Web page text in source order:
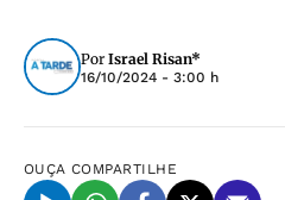
Por Israel Risan*
16/10/2024 - 3:00 h
OUÇA COMPARTILHE